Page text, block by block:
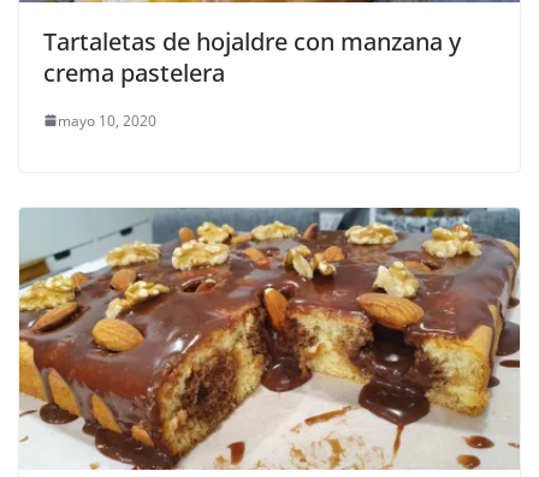
Tartaletas de hojaldre con manzana y
crema pastelera
mayo 10, 2020